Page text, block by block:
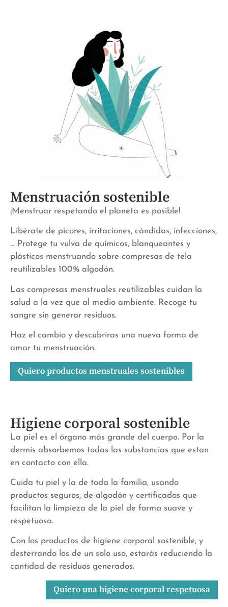
Menstruación sostenible
¡Menstruar respetando el planeta es posible!
Libérate de picores, irritaciones, cándidas, infecciones,
… Protege tu vulva de químicos, blanqueantes y
plásticos menstruando sobre compresas de tela
reutilizables 100% algodón.
Las compresas menstruales reutilizables cuidan la
salud a la vez que al medio ambiente. Recoge tu
sangre sin generar residuos.
Haz el cambio y descubriras una nueva forma de
amar tu menstruación.
Quiero productos menstruales sostenibles
Higiene corporal sostenible
La piel es el órgano más grande del cuerpo. Por la
dermis absorbemos todas las substancias que estan
en contacto con ella.
Cuida tu piel y la de toda la familia, usando
productos seguros, de algodón y certificados que
facilitan la limpieza de la piel de forma suave y
respetuosa.
Con los productos de higiene corporal sostenible, y
desterrando los de un solo uso, estaràs reduciendo la
cantidad de residuos generados.
Quiero una higiene corporal respetuosa